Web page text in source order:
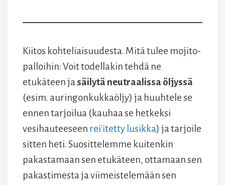
Kiitos kohteliaisuudesta. Mitä tulee mojito-
palloihin: Voit todellakin tehdä ne
etukäteen jasäilytä neutraalissa öljyssä
(esim. auringonkukkaöljy) ja huuhtele se
ennen tarjoilua (kauhaa se hetkeksi
vesihauteeseen rei'itetty lusikka) ja tarjoile
sitten heti. Suosittelemme kuitenkin
pakastamaan sen etukäteen, ottamaan sen
pakastimesta ja viimeistelemään sen